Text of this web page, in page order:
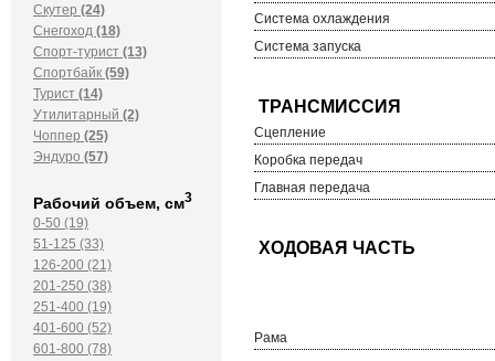
Скутер (24)
Снегоход (18)
Спорт-турист (13)
Спортбайк (59)
Турист (14)
Утилитарный (2)
Чоппер (25)
Эндуро (57)
Рабочий объем, см3
0-50 (19)
51-125 (33)
126-200 (21)
201-250 (38)
251-400 (19)
401-600 (52)
601-800 (78)
Система охлаждения
Система запуска
Сцепление
Коробка передач
Главная передача
Рама